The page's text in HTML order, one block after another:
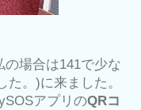
の場合は141で少な
た。)に来ました。
アプリのQRコ